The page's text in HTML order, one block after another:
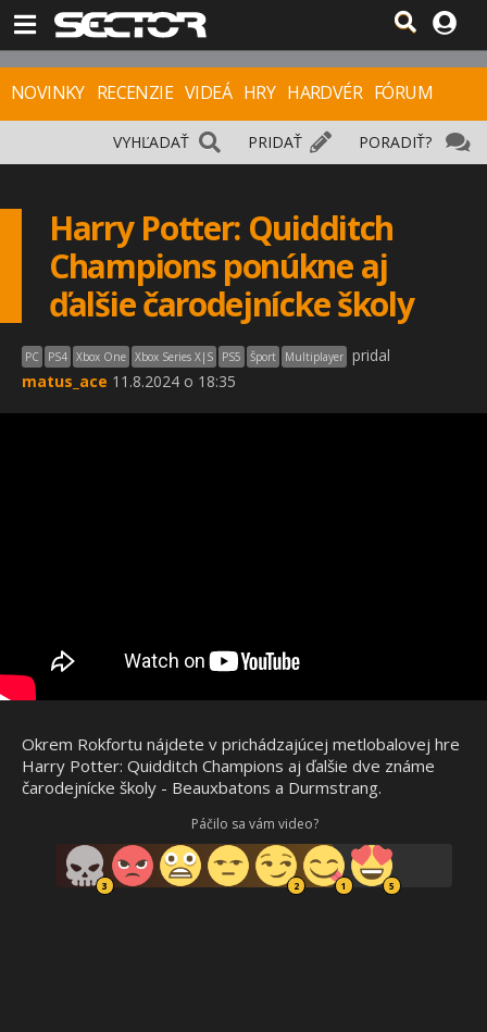
NOVINKY RECENZIE VIDEÁ HRY HARDVÉR FÓRUM
PORADIŤ?
PRIDAŤ
VYHĽADAŤ
Harry Potter: Quidditch
Champions ponúkne aj
ďalšie čarodejnícke školy
PC PS4 Xbox One Xbox Series X|S PS5 Šport Multiplayer pridal
matus_ace 11.8.2024 o 18:35
Okrem Rokfortu nájdete v prichádzajúcej metlobalovej hre
Harry Potter: Quidditch Champions aj ďalšie dve známe
čarodejnícke školy - Beauxbatons a Durmstrang.
Páčilo sa vám video?